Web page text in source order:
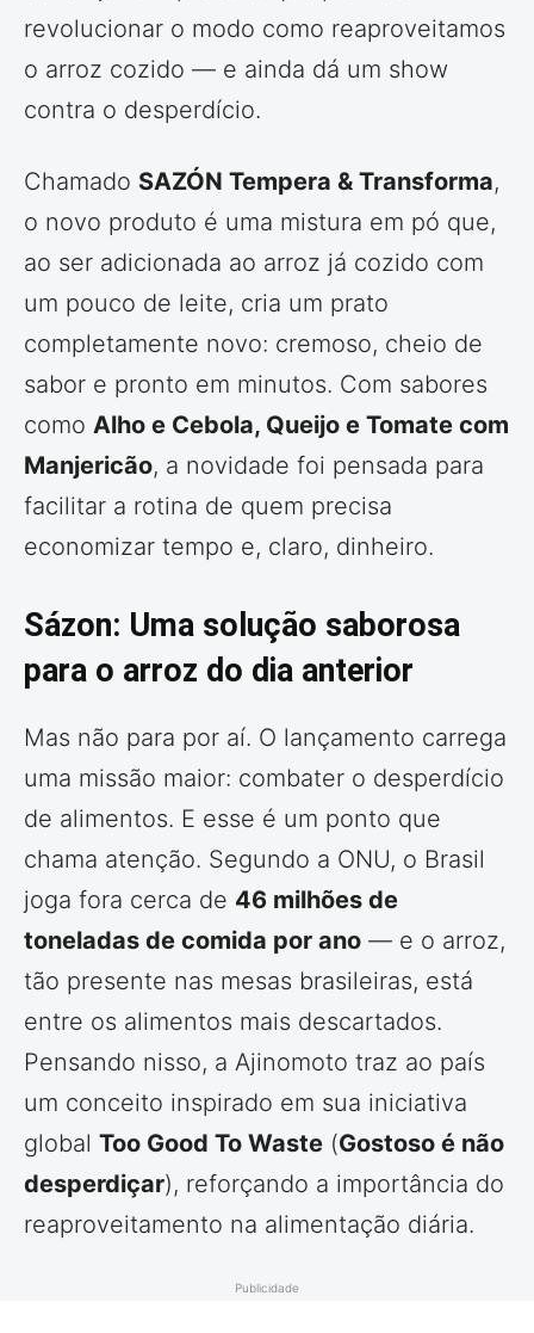
revolucionar o modo como reaproveitamos
o arroz cozido — e ainda dá um show
contra o desperdício.
Chamado SAZÓN Tempera & Transforma,
o novo produto é uma mistura em pó que,
ao ser adicionada ao arroz já cozido com
um pouco de leite, cria um prato
completamente novo: cremoso, cheio de
sabor e pronto em minutos. Com sabores
como Alho e Cebola, Queijo e Tomate com
Manjericão, a novidade foi pensada para
facilitar a rotina de quem precisa
economizar tempo e, claro, dinheiro.
Sázon: Uma solução saborosa
para o arroz do dia anterior
Mas não para por aí. O lançamento carrega
uma missão maior: combater o desperdício
de alimentos. E esse é um ponto que
chama atenção. Segundo a ONU, o Brasil
joga fora cerca de 46 milhões de
toneladas de comida por ano — e o arroz,
tão presente nas mesas brasileiras, está
entre os alimentos mais descartados.
Pensando nisso, a Ajinomoto traz ao país
um conceito inspirado em sua iniciativa
global Too Good To Waste (Gostoso é não
desperdiçar), reforçando a importância do
reaproveitamento na alimentação diária.
Publicidade